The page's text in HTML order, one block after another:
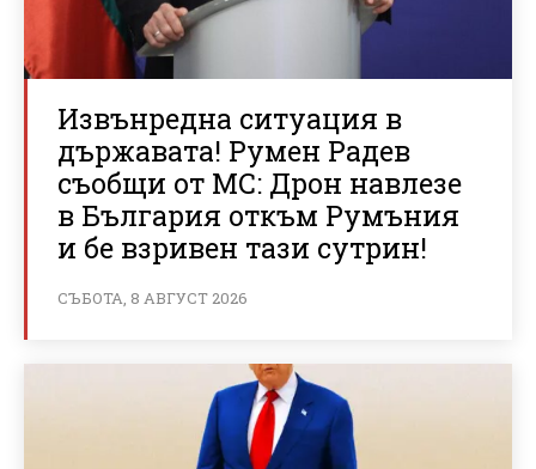
Извънредна ситуация в
държавата! Румен Радев
съобщи от МС: Дрон навлезе
в България откъм Румъния
и бе взривен тази сутрин!
СЪБОТА, 8 АВГУСТ 2026